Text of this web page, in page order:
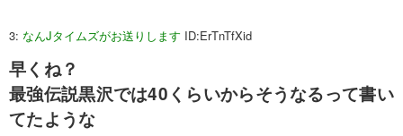
3: なんJタイムズがお送りします ID:ErTnTfXid
早くね？
最強伝説黒沢では40くらいからそうなるって書い
てたような